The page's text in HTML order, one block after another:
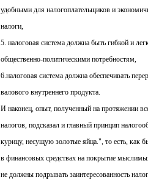
удобными для налогоплательщиков и
налоги,
5. налоговая система должна быть гибкой и
общественно-политическими потребностям,
6.налоговая система должна обеспечивать
валового внутреннего продукта.
И наконец, опыт, полученный на протяжении
налогов, подсказал и главный принцип
курицу, несущую золотые яйца.", то есть, как
в финансовых средствах на покрытие
не должны подрывать заинтересованность